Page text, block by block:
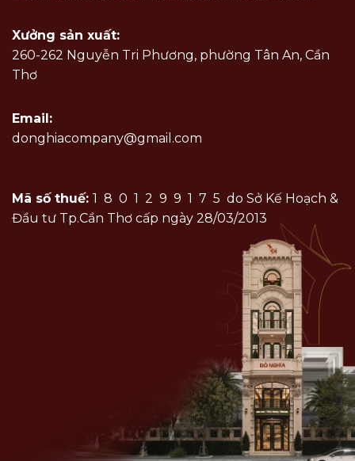
Xưởng sản xuất:
260-262 Nguyễn Tri Phương, phường Tân An, Cần
Thơ
Email:
donghiacompany@gmail.com
Mã số thuế: 1801299175 do Sở Kế Hoạch &
Đầu tư Tp.Cần Thơ cấp ngày 28/03/2013